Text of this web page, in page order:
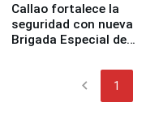
Callao fortalece la
seguridad con nueva
Brigada Especial de
equipamiento para
chevron_left 1